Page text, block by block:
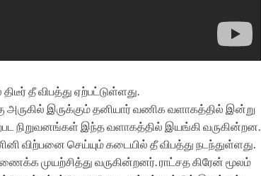
தீ விபத்து ஏற்பட்டுள்ளது.
இருக்கும் தனியார் வணிக வளாகத்தில் இன்று
நிறுவனங்கள் இந்த வளாகத்தில் இயங்கி வருகின்றன.
விற்பனை செய்யும் கடையில் தீ விபத்து நடந்துள்ளது.
முயற்சித்து வருகின்றனர். ராட்சத கிரேன் மூலம்